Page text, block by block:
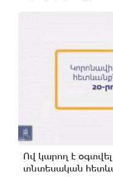
Ով կարող է
տնտեսական